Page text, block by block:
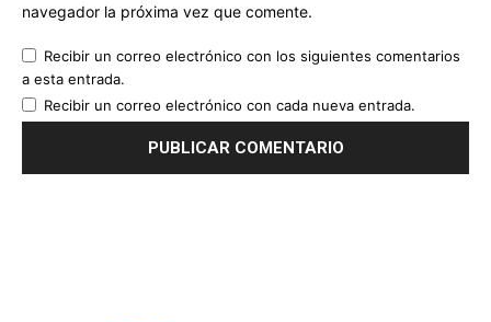
navegador la próxima vez que comente.
Recibir un correo electrónico con los siguientes comentarios
a esta entrada.
Recibir un correo electrónico con cada nueva entrada.